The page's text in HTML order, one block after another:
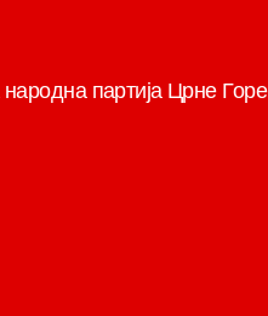
партија Црне Горе